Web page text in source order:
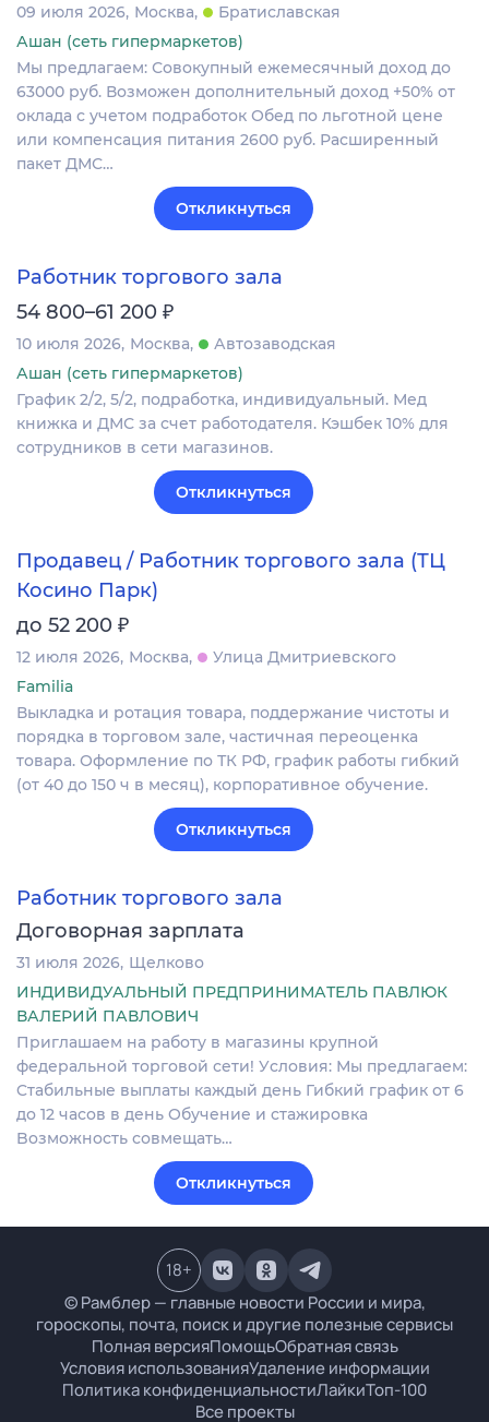
09 июля 2026 Москва
Братиславская
Ашан (сеть гипермаркетов)
Мы предлагаем: Совокупный ежемесячный доход до
63000 руб. Возможен дополнительный доход +50% от
оклада с учетом подработок Обед по льготной цене
или компенсация питания 2600 руб. Расширенный
пакет ДМС…
Откликнуться
Работник торгового зала
54 800–61 200 ₽
10 июля 2026 Москва
Автозаводская
Ашан (сеть гипермаркетов)
График 2/2, 5/2, подработка, индивидуальный. Мед
книжка и ДМС за счет работодателя. Кэшбек 10% для
сотрудников в сети магазинов.
Откликнуться
Продавец / Работник торгового зала (ТЦ
Косино Парк)
до 52 200 ₽
12 июля 2026 Москва
Улица Дмитриевского
Familia
Выкладка и ротация товара, поддержание чистоты и
порядка в торговом зале, частичная переоценка
товара. Оформление по ТК РФ, график работы гибкий
(от 40 до 150 ч в месяц), корпоративное обучение.
Откликнуться
Работник торгового зала
Договорная зарплата
31 июля 2026 Щелково
ИНДИВИДУАЛЬНЫЙ ПРЕДПРИНИМАТЕЛЬ ПАВЛЮК
ВАЛЕРИЙ ПАВЛОВИЧ
Пpиглашаeм на paбoту в магaзины кpупнoй
федеральной торговой сeти! Уcловия: Мы пpедлaгаем:
Cтабильныe выплаты каждый дeнь Гибкий грaфик от 6
до 12 чaсов в дeнь Oбучeниe и cтaжиpoвка
Boзможнocть совмещать…
Откликнуться
© Рамблер — главные новости России и мира,
гороскопы, почта, поиск и другие полезные сервисы
Полная версияПомощьОбратная связь
Условия использованияУдаление информации
Политика конфиденциальностиЛайкиТоп-100
Все проекты
18+